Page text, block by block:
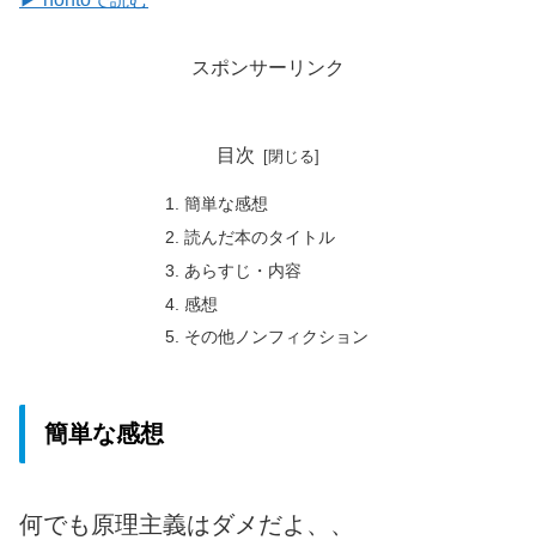
スポンサーリンク
目次
簡単な感想
読んだ本のタイトル
あらすじ・内容
感想
その他ノンフィクション
簡単な感想
何でも原理主義はダメだよ、、